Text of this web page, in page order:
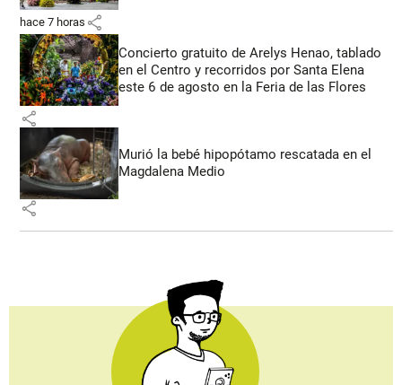
hace 7 horas share
Concierto gratuito de Arelys Henao, tablado
en el Centro y recorridos por Santa Elena
este 6 de agosto en la Feria de las Flores
share
Murió la bebé hipopótamo rescatada en el
Magdalena Medio
share